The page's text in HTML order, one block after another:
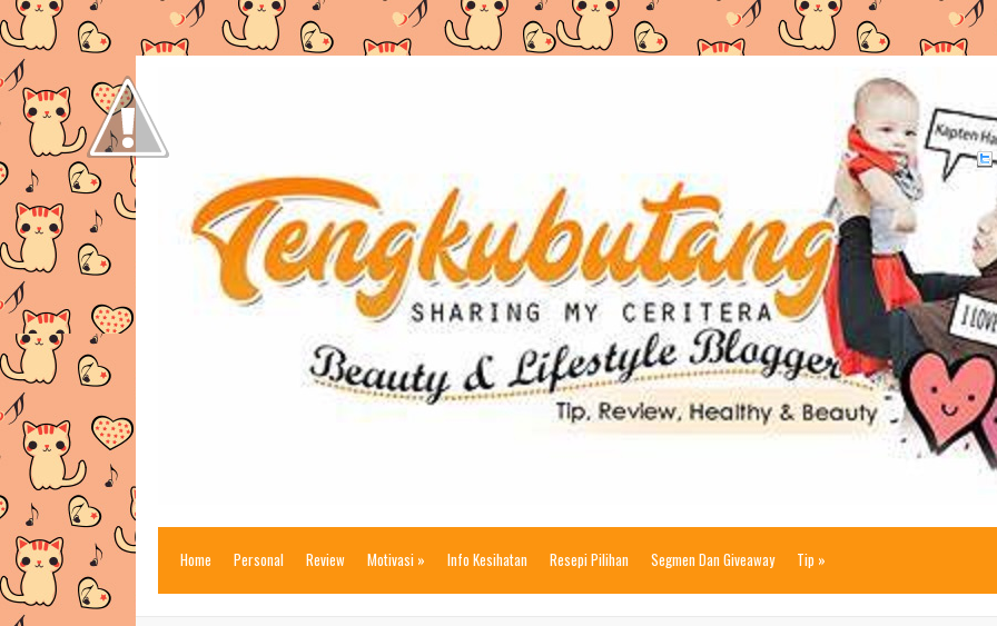
Home Personal Review Motivasi » Info Kesihatan Resepi Pilihan Segmen Dan Giveaway Tip »